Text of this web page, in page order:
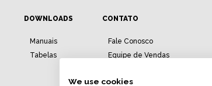
DOWNLOADS
Manuais
Tabelas
CONTATO
Fale Conosco
Equipe de Vendas
Trabalhe Conosco
We use cookies